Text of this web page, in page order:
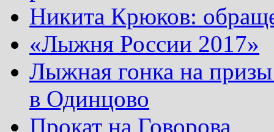
Никита Крюков:
«Лыжня России 2017»
Лыжная гонка на
в Одинцово
Прокат на Говорова